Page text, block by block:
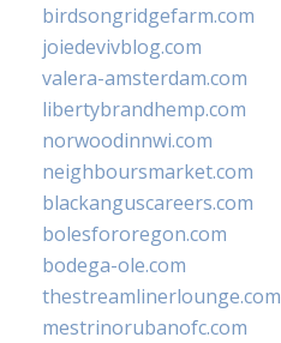
birdsongridgefarm.com
joiedevivblog.com
valera-amsterdam.com
libertybrandhemp.com
norwoodinnwi.com
neighboursmarket.com
blackanguscareers.com
bolesfororegon.com
bodega-ole.com
thestreamlinerlounge.com
mestrinorubanofc.com